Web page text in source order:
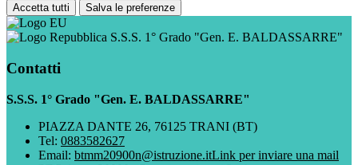
Accetta tutti Salva le preferenze
S.S.S. 1° Grado "Gen. E. BALDASSARRE"
Contatti
S.S.S. 1° Grado "Gen. E. BALDASSARRE"
PIAZZA DANTE 26, 76125 TRANI (BT)
Tel: 0883582627
Email: btmm20900n@istruzione.itLink per inviare una mail